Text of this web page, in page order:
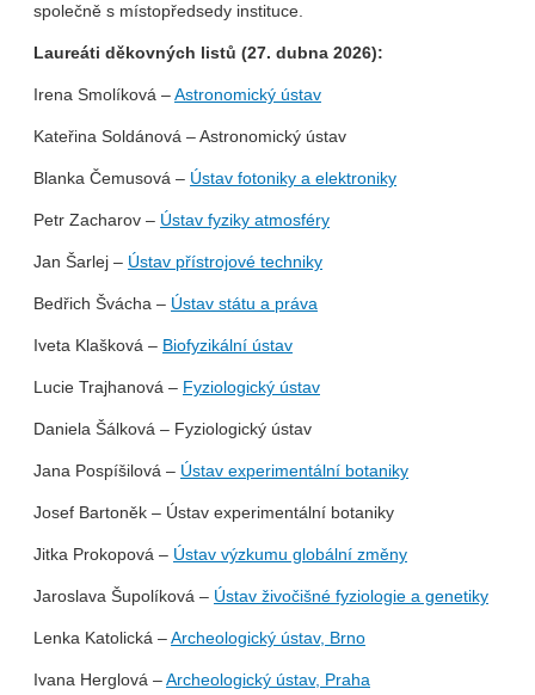
společně s místopředsedy instituce.
Laureáti děkovných listů (27. dubna 2026):
Irena Smolíková –Astronomický ústav
Kateřina Soldánová – Astronomický ústav
Blanka Čemusová – Ústav fotoniky a elektroniky
Petr Zacharov – Ústav fyziky atmosféry
Jan Šarlej – Ústav přístrojové techniky
Bedřich Švácha – Ústav státu a práva
Iveta Klašková – Biofyzikální ústav
Lucie Trajhanová – Fyziologický ústav
Daniela Šálková – Fyziologický ústav
Jana Pospíšilová – Ústav experimentální botaniky
Josef Bartoněk – Ústav experimentální botaniky
Jitka Prokopová – Ústav výzkumu globální změny
Jaroslava Šupolíková – Ústav živočišné fyziologie a genetiky
Lenka Katolická –Archeologický ústav, Brno
Ivana Herglová –Archeologický ústav, Praha